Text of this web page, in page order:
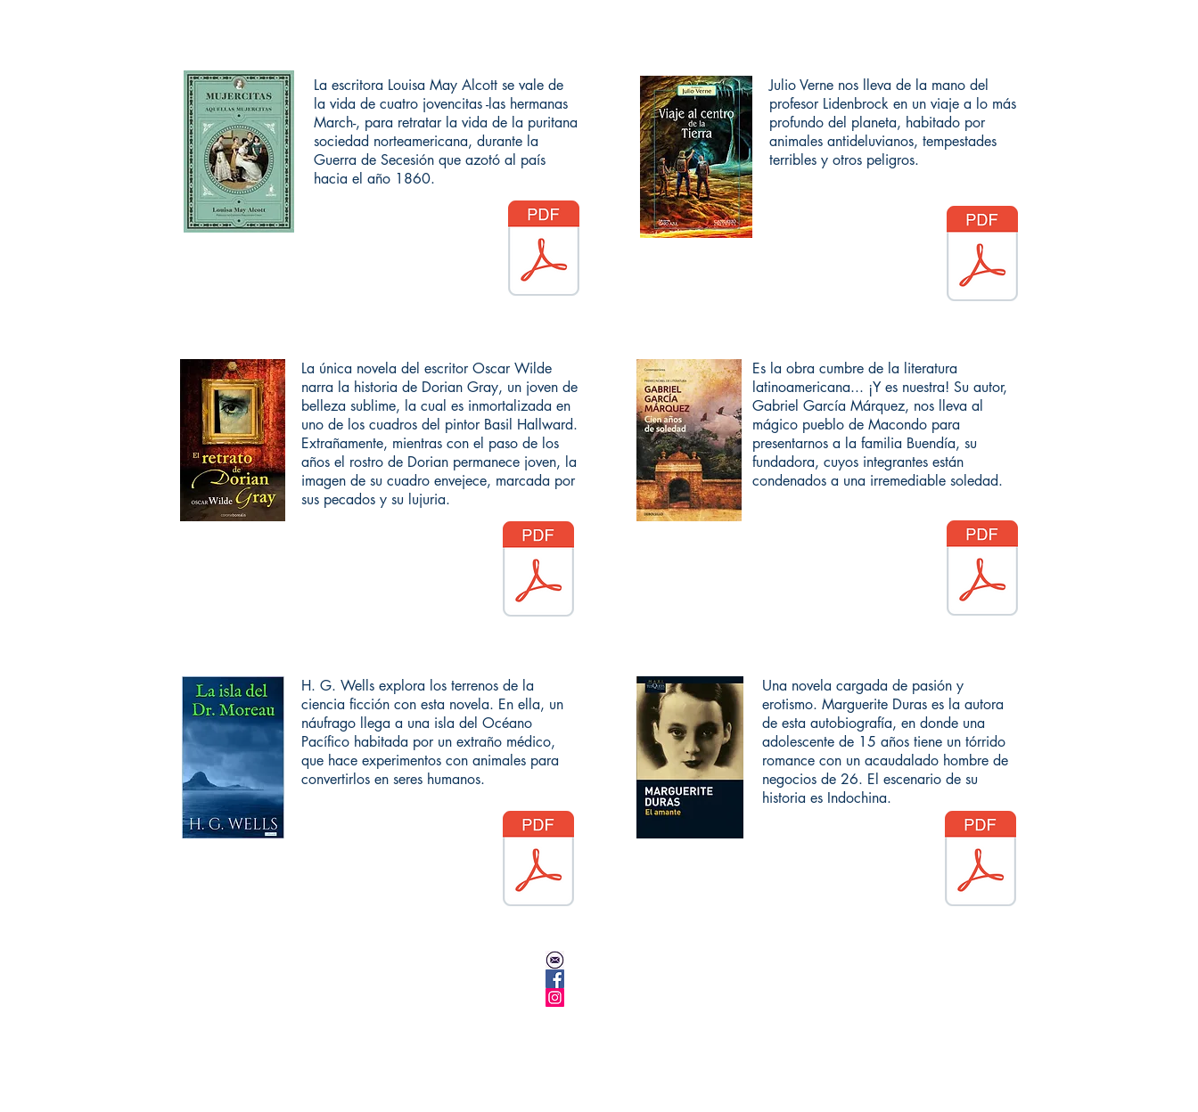
La escritora Louisa May Alcott se vale de
la vida de cuatro jovencitas -las hermanas
March-, para retratar la vida de la puritana
sociedad norteamericana, durante la
Guerra de Secesión que azotó al país
hacia el año 1860.
La única novela del escritor Oscar Wilde
narra la historia de Dorian Gray, un joven de
belleza sublime, la cual es inmortalizada en
uno de los cuadros del pintor Basil Hallward.
Extrañamente, mientras con el paso de los
años el rostro de Dorian permanece joven, la
imagen de su cuadro envejece, marcada por
sus pecados y su lujuria.
H. G. Wells explora los terrenos de la
ciencia ficción con esta novela. En ella, un
náufrago llega a una isla del Océano
Pacífico habitada por un extraño médico,
que hace experimentos con animales para
convertirlos en seres humanos.
Julio Verne nos lleva de la mano del
profesor Lidenbrock en un viaje a lo más
profundo del planeta, habitado por
animales antideluvianos, tempestades
terribles y otros peligros.
Es la obra cumbre de la literatura
latinoamericana... ¡Y es nuestra! Su autor,
Gabriel García Márquez, nos lleva al
mágico pueblo de Macondo para
presentarnos a la familia Buendía, su
fundadora, cuyos integrantes están
condenados a una irremediable soledad.
Una novela cargada de pasión y
erotismo. Marguerite Duras es la autora
de esta autobiografía, en donde una
adolescente de 15 años tiene un tórrido
romance con un acaudalado hombre de
negocios de 26. El escenario de su
historia es Indochina.